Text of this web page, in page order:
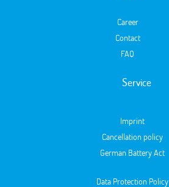
Career
Contact
FAQ
Service
Imprint
Cancellation policy
German Battery Act
Data Protection Policy